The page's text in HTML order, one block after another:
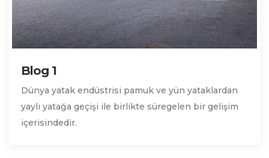
Blog 1
Dünya yatak endüstrisi pamuk ve yün yataklardan
yaylı yatağa geçişi ile birlikte süregelen bir gelişim
içerisindedir.